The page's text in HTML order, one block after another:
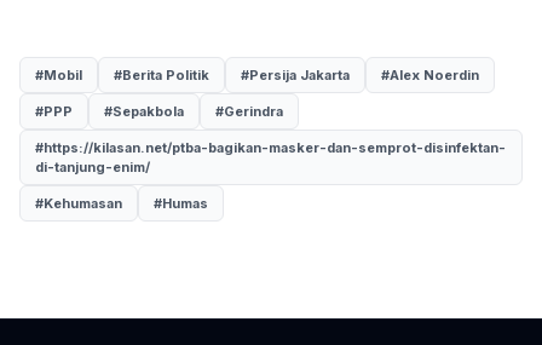
#Mobil #Berita Politik #Persija Jakarta #Alex Noerdin
#PPP #Sepakbola #Gerindra
#https://kilasan.net/ptba-bagikan-masker-dan-semprot-disinfektan-
di-tanjung-enim/
#Kehumasan #Humas